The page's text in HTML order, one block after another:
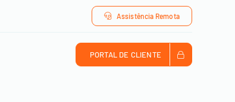
Assistência Remota
PORTAL DE CLIENTE